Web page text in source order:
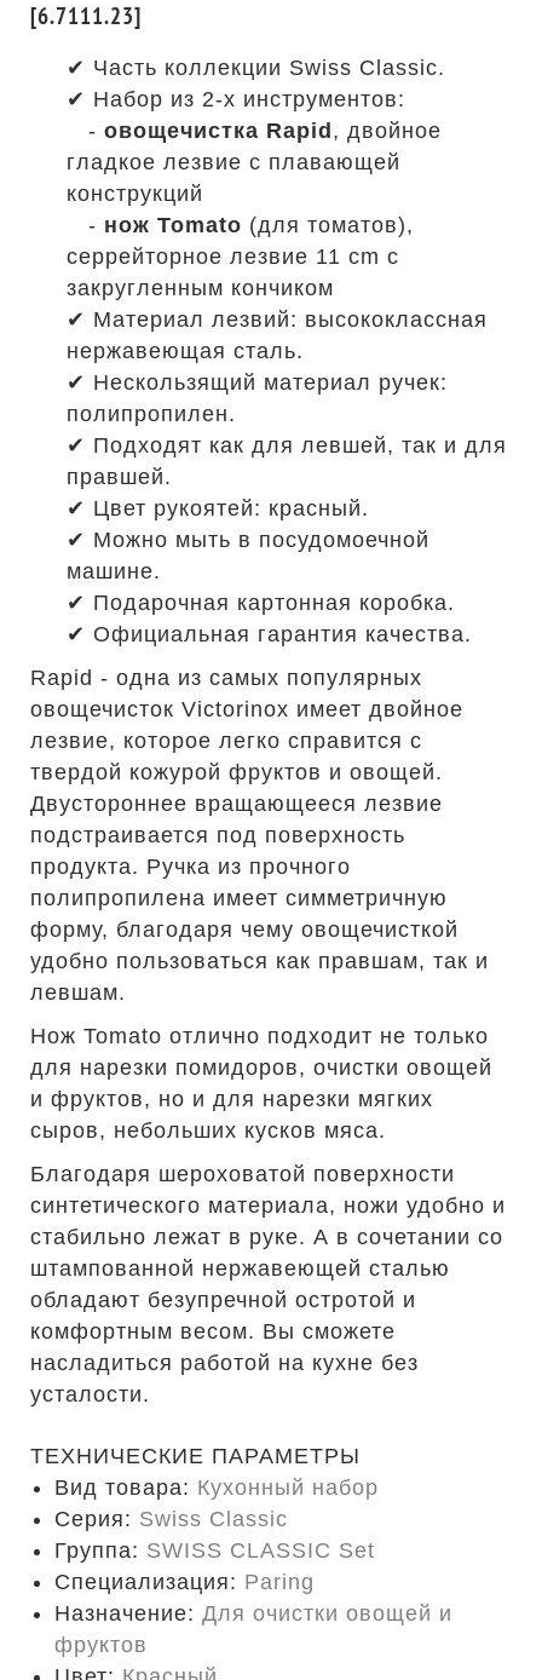
[6.7111.23]
✔ Часть коллекции Swiss Classic.
✔ Набор из 2-х инструментов:
- овощечистка Rapid , двойное
гладкое лезвие с плавающей
конструкций
- нож Tomato (для томатов),
серрейторное лезвие 11 cm с
закругленным кончиком
✔ Материал лезвий: высококлассная
нержавеющая сталь.
✔ Нескользящий материал ручек:
полипропилен.
✔ Подходят как для левшей, так и для
правшей.
✔ Цвет рукоятей: красный.
✔ Можно мыть в посудомоечной
машине.
✔ Подарочная картонная коробка.
✔ Официальная гарантия качества.
Rapid - одна из самых популярных
овощечисток Victorinox имеет двойное
лезвие, которое легко справится с
твердой кожурой фруктов и овощей.
Двустороннее вращающееся лезвие
подстраивается под поверхность
продукта. Ручка из прочного
полипропилена имеет симметричную
форму, благодаря чему овощечисткой
удобно пользоваться как правшам, так и
левшам.
Нож Tomato отлично подходит не только
для нарезки помидоров, очистки овощей
и фруктов, но и для нарезки мягких
сыров, небольших кусков мяса.
Благодаря шероховатой поверхности
синтетического материала, ножи удобно и
стабильно лежат в руке. А в сочетании со
штампованной нержавеющей сталью
обладают безупречной остротой и
комфортным весом. Вы сможете
насладиться работой на кухне без
усталости.
ТЕХНИЧЕСКИЕ ПАРАМЕТРЫ
Вид товара: Кухонный набор
Серия: Swiss Classic
Группа: SWISS CLASSIC Set
Специализация: Paring
Назначение: Для очистки овощей и
фруктов